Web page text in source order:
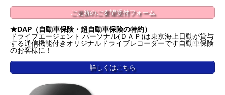
ご更新のご要望受付フォーム
★DAP（自動車保険・超自動車保険の特約）
ドライブエージェント パーソナル(ＤＡＰ)は東京海上日動が貸与
する通信機能付きオリジナルドライブレコーダーです自動車保険
のお客様に！
詳しくはこちら